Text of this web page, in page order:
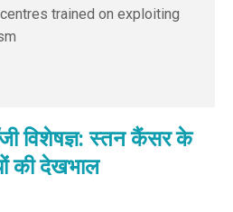
trained on exploiting
विशेषज्ञ: स्तन कैंसर के
की देखभाल